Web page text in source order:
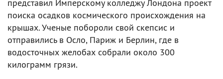
представил Имперскому колледжу Лондона проект
поиска осадков космического происхождения на
крышах. Ученые побороли свой скепсис и
отправились в Осло, Париж и Берлин, где в
водосточных желобах собрали около 300
килограмм грязи.